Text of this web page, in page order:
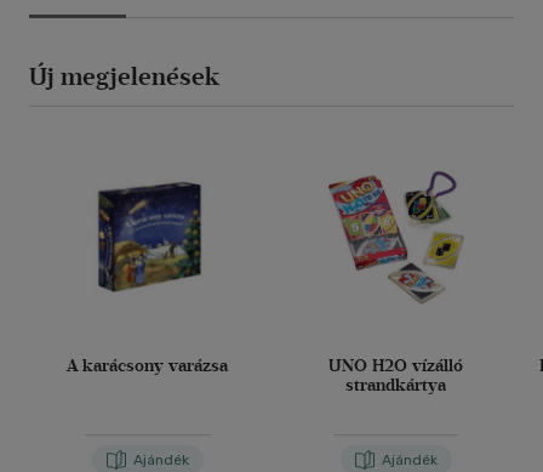
Új megjelenések
A karácsony varázsa
Ajándék
UNO H2O vízálló
strandkártya
Ajándék